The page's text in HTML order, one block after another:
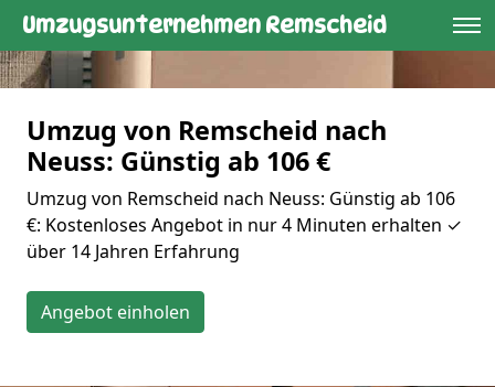
Umzugsunternehmen Remscheid
Umzug von Remscheid nach
Neuss: Günstig ab 106 €
Umzug von Remscheid nach Neuss: Günstig ab 106
€: Kostenloses Angebot in nur 4 Minuten erhalten ✓
über 14 Jahren Erfahrung
Angebot einholen